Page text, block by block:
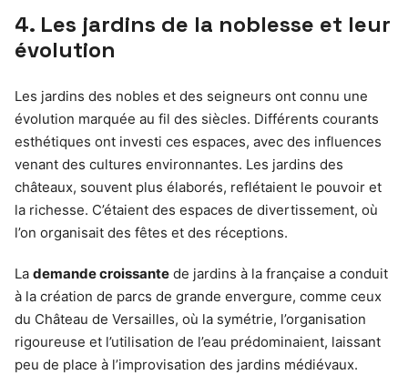
4. Les jardins de la noblesse et leur
évolution
Les jardins des nobles et des seigneurs ont connu une
évolution marquée au fil des siècles. Différents courants
esthétiques ont investi ces espaces, avec des influences
venant des cultures environnantes. Les jardins des
châteaux, souvent plus élaborés, reflétaient le pouvoir et
la richesse. C’étaient des espaces de divertissement, où
l’on organisait des fêtes et des réceptions.
La demande croissante de jardins à la française a conduit
à la création de parcs de grande envergure, comme ceux
du Château de Versailles, où la symétrie, l’organisation
rigoureuse et l’utilisation de l’eau prédominaient, laissant
peu de place à l’improvisation des jardins médiévaux.